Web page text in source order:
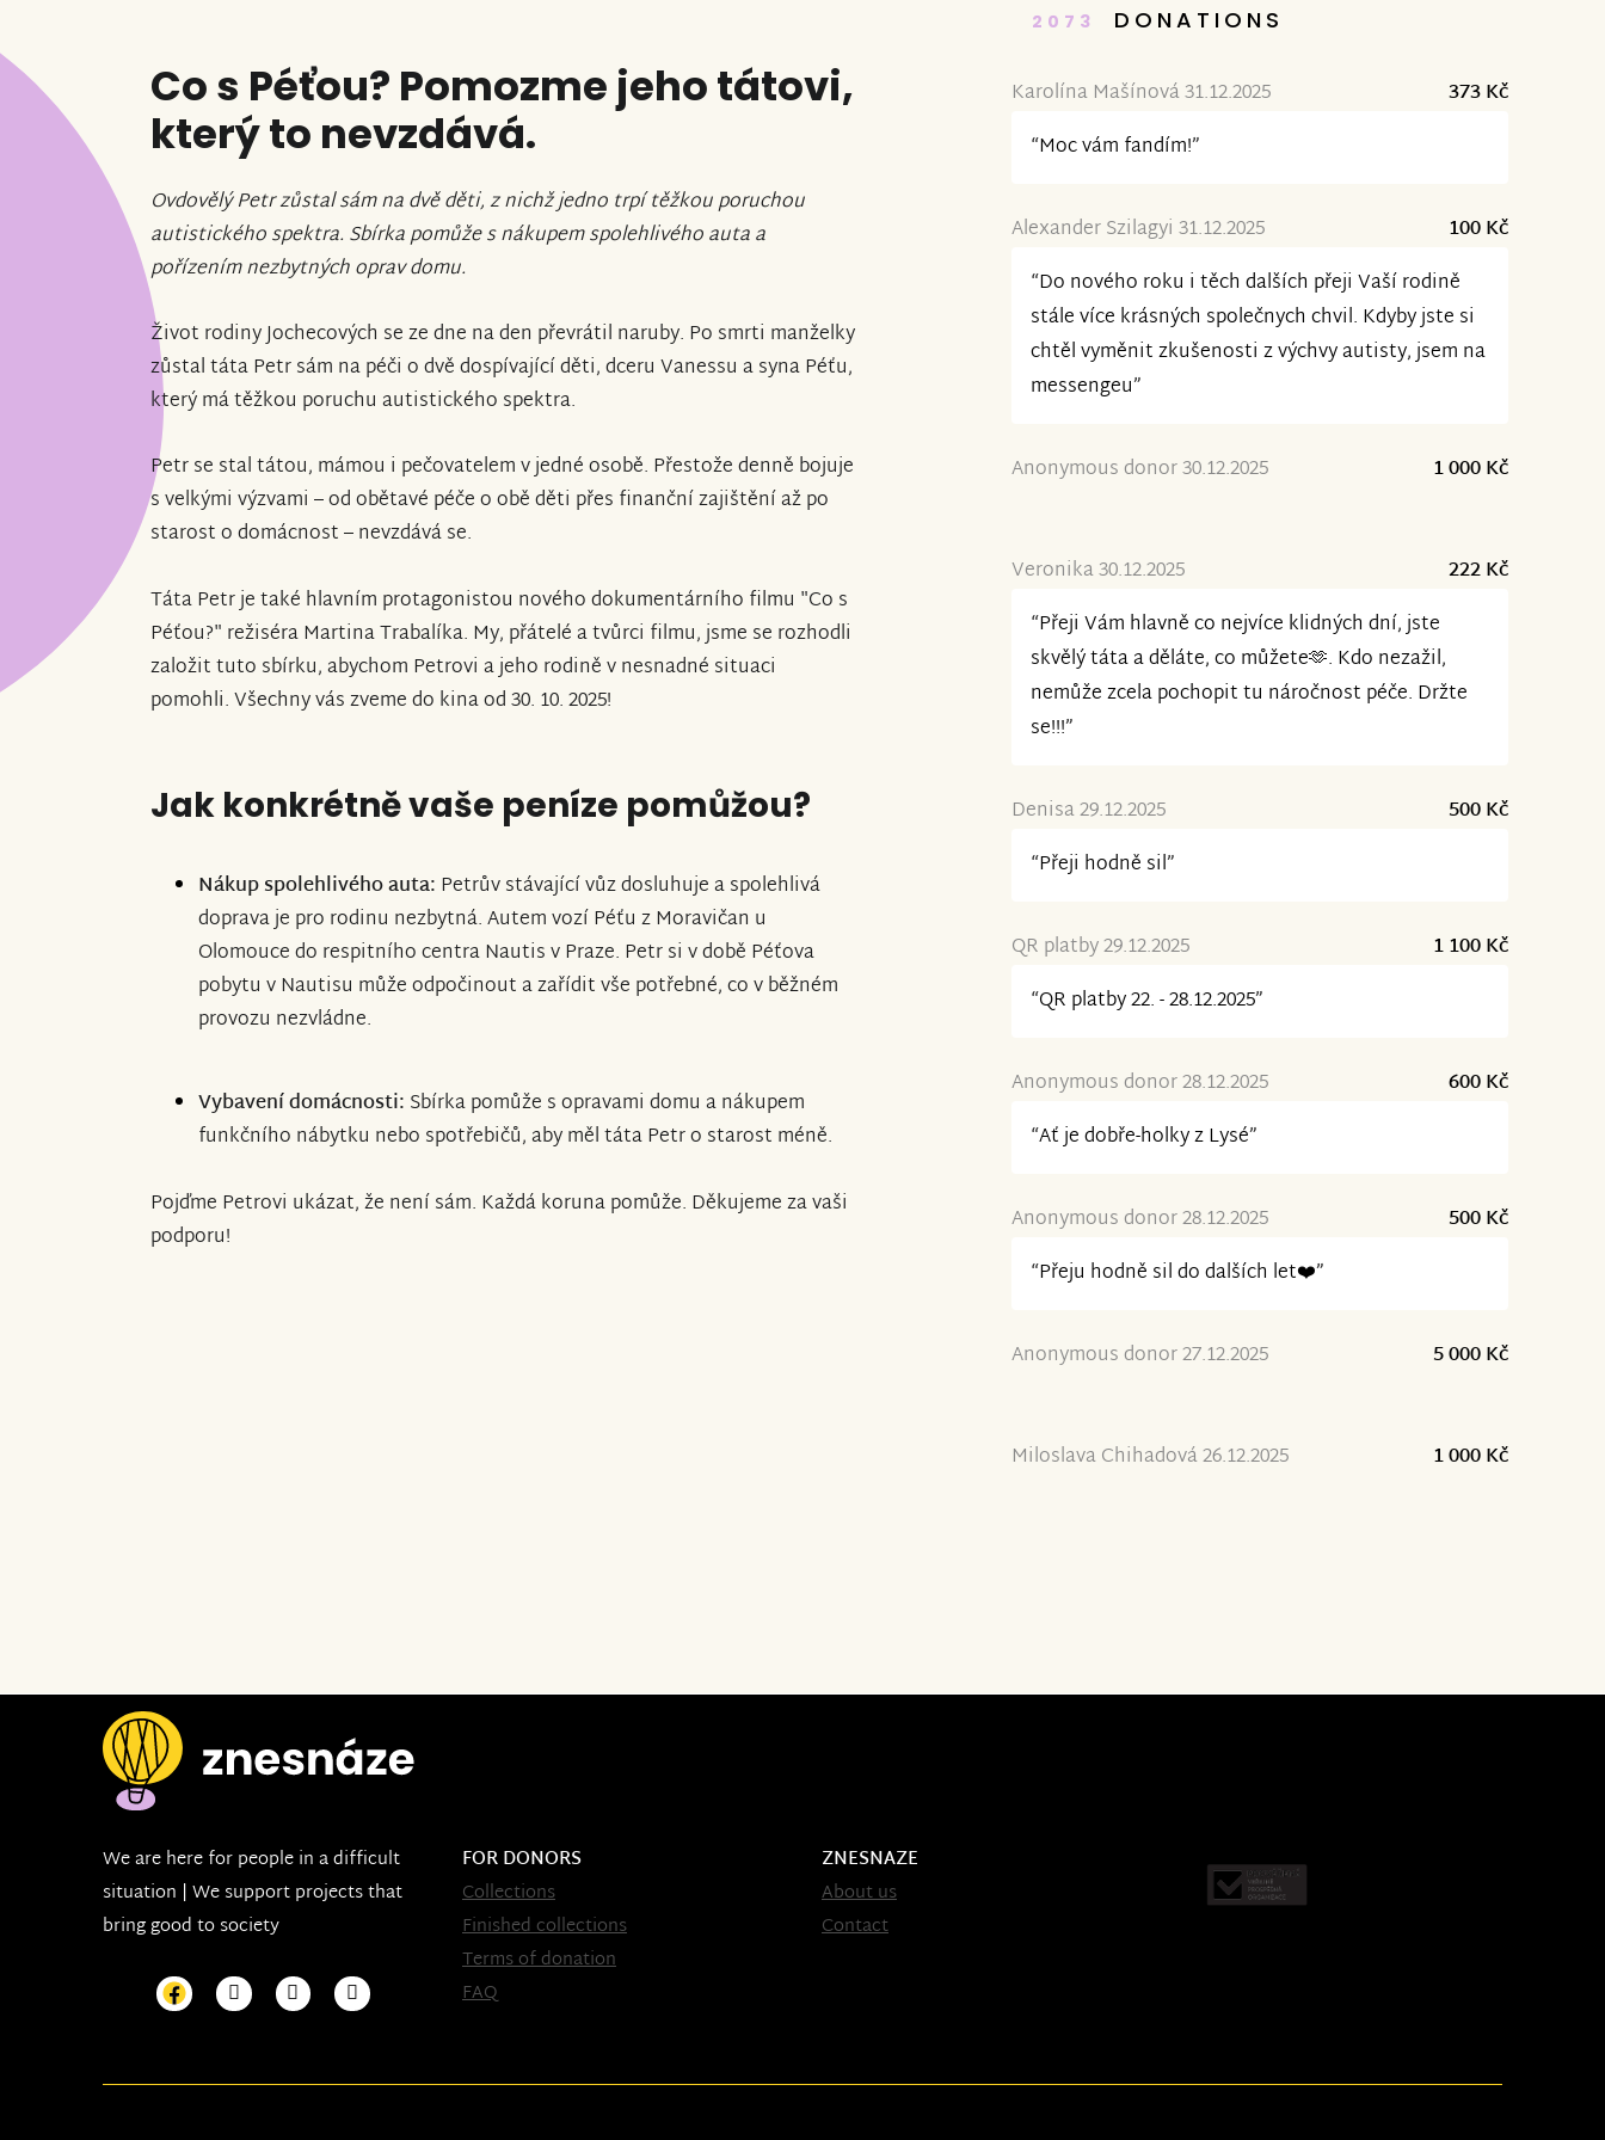
Co s Péťou? Pomozme jeho tátovi,
který to nevzdává.
Ovdovělý Petr zůstal sám na dvě děti, z nichž jedno trpí těžkou poruchou
autistického spektra. Sbírka pomůže s nákupem spolehlivého auta a
pořízením nezbytných oprav domu.
Život rodiny Jochecových se ze dne na den převrátil naruby. Po smrti manželky
zůstal táta Petr sám na péči o dvě dospívající děti, dceru Vanessu a syna Péťu,
který má těžkou poruchu autistického spektra.
Petr se stal tátou, mámou i pečovatelem v jedné osobě. Přestože denně bojuje
s velkými výzvami – od obětavé péče o obě děti přes finanční zajištění až po
starost o domácnost – nevzdává se.
Táta Petr je také hlavním protagonistou nového dokumentárního filmu "Co s
Péťou?" režiséra Martina Trabalíka. My, přátelé a tvůrci filmu, jsme se rozhodli
založit tuto sbírku, abychom Petrovi a jeho rodině v nesnadné situaci
pomohli. Všechny vás zveme do kina od 30. 10. 2025!
Jak konkrétně vaše peníze pomůžou?
Nákup spolehlivého auta: Petrův stávající vůz dosluhuje a spolehlivá
doprava je pro rodinu nezbytná. Autem vozí Péťu z Moravičan u
Olomouce do respitního centra Nautis v Praze. Petr si v době Péťova
pobytu v Nautisu může odpočinout a zařídit vše potřebné, co v běžném
provozu nezvládne.
Vybavení domácnosti: Sbírka pomůže s opravami domu a nákupem
funkčního nábytku nebo spotřebičů, aby měl táta Petr o starost méně.
Pojďme Petrovi ukázat, že není sám. Každá koruna pomůže. Děkujeme za vaši
podporu!
2073 DONATIONS
Karolína Mašínová 31.12.2025
373 Kč
“Moc vám fandím!”
Alexander Szilagyi 31.12.2025
100 Kč
“Do nového roku i těch dalších přeji Vaší rodině
stále více krásných společnych chvil. Kdyby jste si
chtěl vyměnit zkušenosti z výchvy autisty, jsem na
messengeu”
Anonymous donor 30.12.2025 1 000 Kč
Veronika 30.12.2025
222 Kč
“Přeji Vám hlavně co nejvíce klidných dní, jste
skvělý táta a děláte, co můžete🫶. Kdo nezažil,
nemůže zcela pochopit tu náročnost péče. Držte
se!!!”
Denisa 29.12.2025
500 Kč
“Přeji hodně sil”
QR platby 29.12.2025
1 100 Kč
“QR platby 22. - 28.12.2025”
Anonymous donor 28.12.2025
600 Kč
“Ať je dobře-holky z Lysé”
Anonymous donor 28.12.2025
500 Kč
“Přeju hodně sil do dalších let❤️”
Anonymous donor 27.12.2025 5 000 Kč
Miloslava Chihadová 26.12.2025 1 000 Kč
We are here for people in a difficult
situation | We support projects that
bring good to society
FOR DONORS
Collections
Finished collections
Terms of donation
FAQ
ZNESNAZE
About us
Contact